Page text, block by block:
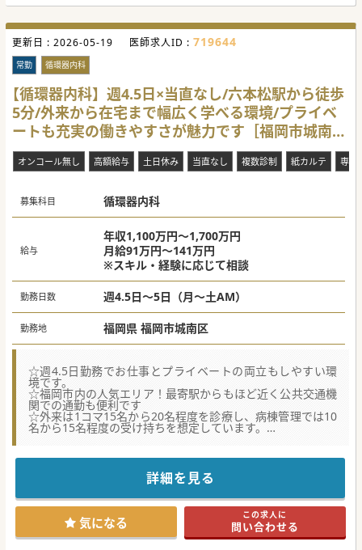
■医療に加え福祉の分野にわたり、関連施設が非常に充実し
ており安心して治療に専念できる環境です。
■24時間体制の託児所を完備しているため、小さなお子様が
いる先生も安心してご勤務いただける職場です。
【具体的な医療機関情報】
■福岡市内にあるケアミックス病院であり、大学病院や公的
病院などの専門病院と密接な連携を取っております。
■毎月の当直勤務は2回～4回程度お願いしておりますが、免
除の相談も可能ですのでライフスタイルに合わせた働き方が
可能です。
■外来や入院の対応数に応じて基本給から手当が加算される
更新日 : 2026-05-19 医師求人ID : 719644
常勤 循環器内科
【循環器内科】週4.5日×当直なし/六本松駅から徒歩
5分/外来から在宅まで幅広く学べる環境/プライベ
ートも充実の働きやすさが魅力です［福岡市城南
区］
オンコール無し 高額給与 土日休み 当直なし 複数診制 紙カルテ 専門
募集科目 循環器内科
給与
年収1,100万円～1,700万円
月給91万円～141万円
※スキル・経験に応じて相談
勤務日数 週4.5日～5日（月～土AM）
勤務地 福岡県 福岡市城南区
☆週4.5日勤務でお仕事とプライベートの両立もしやすい環
境です。
☆福岡市内の人気エリア！最寄駅からもほど近く公共交通機
関での通勤も便利です
☆外来は1コマ15名から20名程度を診療し、病棟管理では10
名から15名程度の受け持ちを想定しています。
■週4.5日勤務で当直やオンコールもなく、仕事とプライベ
ートのメリハリをつけて働ける環境が整っています。
■土日祝日が休みであるため、予定が立てやすく家族や趣味
の時間をしっかりと確保することが可能です。
■外来は複数診制を導入しており、医師同士で協力し合える
ため、負担が少なく風通しの良い組織風土です。
【具体的な医療機関情報】
詳細を見る
気になる この求人に
問い合わせる